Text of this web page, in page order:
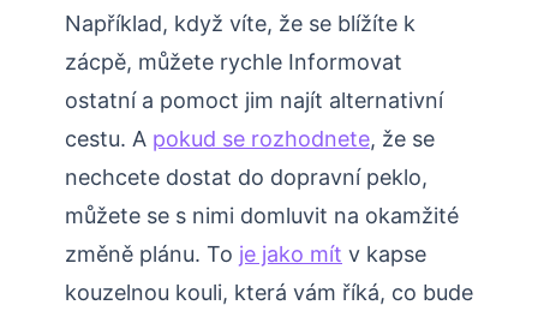
Například, když víte, že se blížíte k
zácpě, můžete rychle Informovat
ostatní a pomoct jim najít alternativní
cestu. A pokud se rozhodnete, že se
nechcete dostat do dopravní peklo,
můžete se s nimi domluvit na okamžité
změně plánu. To je jako mít v kapse
kouzelnou kouli, která vám říká, co bude